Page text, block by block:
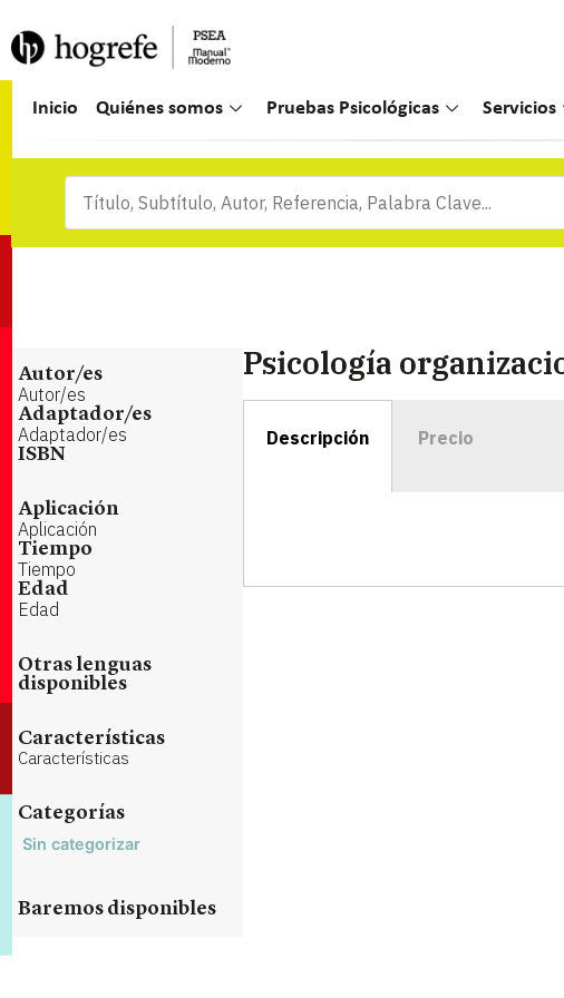
Inicio Quiénes somos Pruebas Psicológicas Servicios
Autor/es
Autor/es
Adaptador/es
Adaptador/es
ISBN
Aplicación
Aplicación
Tiempo
Tiempo
Edad
Edad
Otras lenguas
disponibles
Características
Características
Categorías
Sin categorizar
Baremos disponibles
Psicología
Descripción Precio